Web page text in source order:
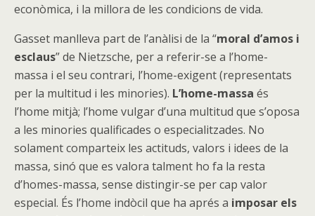
econòmica, i la millora de les condicions de vida.
Gasset manlleva part de l’anàlisi de la “moral d’amos i
esclaus” de Nietzsche, per a referir-se a l’home-
massa i el seu contrari, l’home-exigent (representats
per la multitud i les minories). L’home-massa és
l’home mitjà; l’home vulgar d’una multitud que s’oposa
a les minories qualificades o especialitzades. No
solament comparteix les actituds, valors i idees de la
massa, sinó que es valora talment ho fa la resta
d’homes-massa, sense distingir-se per cap valor
especial. És l’home indòcil que ha aprés a imposar els